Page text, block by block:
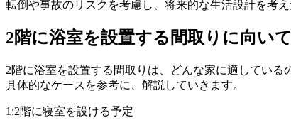
転倒や事故のリスクを考慮し、将来的な生活設計を考
2階に浴室を設置する間取りに向い
2階に浴室を設置する間取りは、どんな家に適している
具体的なケースを参考に、解説していきます。
1:2階に寝室を設ける予定